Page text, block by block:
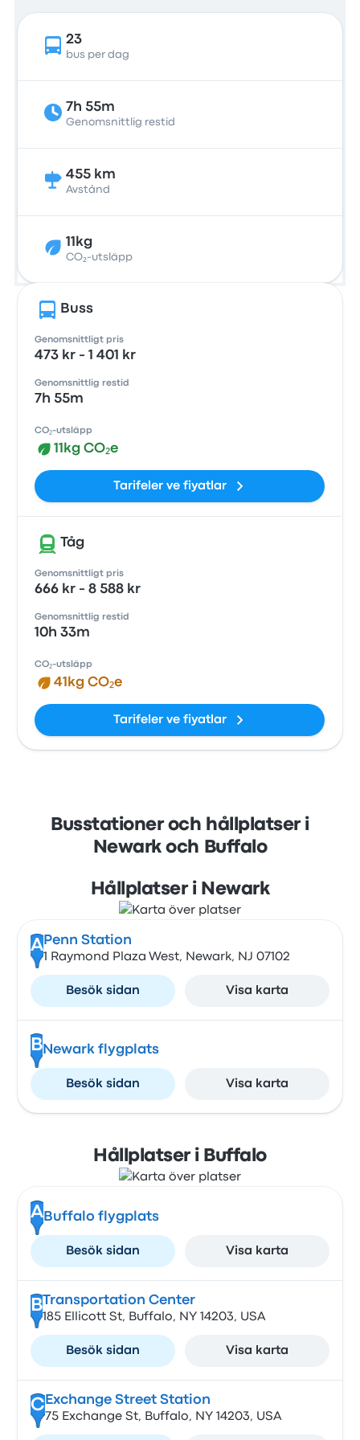
23
bus per dag
7h 55m
Genomsnittlig restid
455 km
Avstånd
11kg
CO₂-utsläpp
Buss
Genomsnittligt pris
473 kr - 1 401 kr
Genomsnittlig restid
7h 55m
CO₂-utsläpp
11kg CO₂e
Tarifeler ve fiyatlar
Tåg
Genomsnittligt pris
666 kr - 8 588 kr
Genomsnittlig restid
10h 33m
CO₂-utsläpp
41kg CO₂e
Tarifeler ve fiyatlar
Busstationer och hållplatser i
Newark och Buffalo
Hållplatser i Newark
A Penn Station
1 Raymond Plaza West, Newark, NJ 07102
Besök sidan Visa karta
BNewark flygplats
Besök sidan Visa karta
Hållplatser i Buffalo
ABuffalo flygplats
Besök sidan Visa karta
B Transportation Center
185 Ellicott St, Buffalo, NY 14203, USA
Besök sidan Visa karta
CExchange Street Station
75 Exchange St, Buffalo, NY 14203, USA